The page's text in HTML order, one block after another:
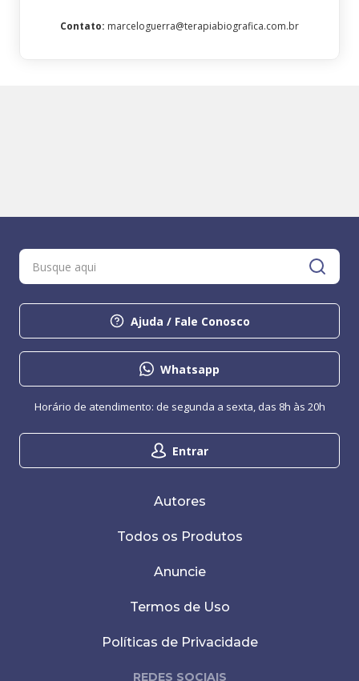
Contato: marceloguerra@terapiabiografica.com.br
Ajuda / Fale Conosco
Whatsapp
Entrar
Horário de atendimento: de segunda a sexta, das 8h às 20h
Autores
Todos os Produtos
Anuncie
Termos de Uso
Políticas de Privacidade
REDES SOCIAIS